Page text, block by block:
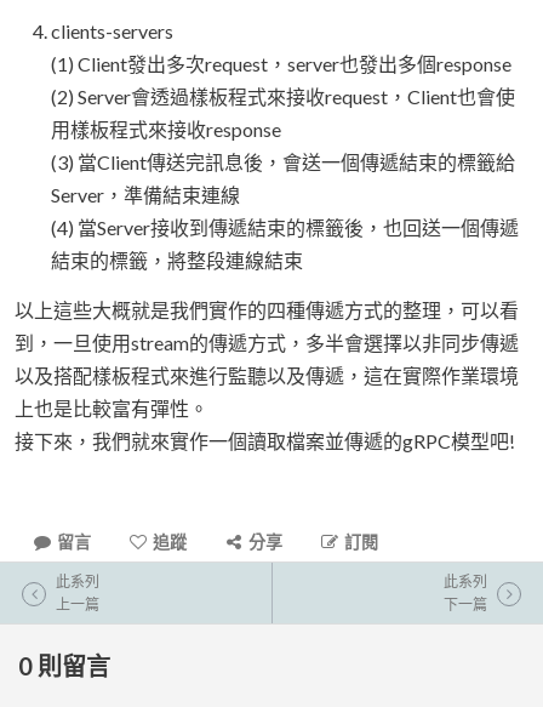
clients-servers
(1) Client發出多次request，server也發出多個response
(2) Server會透過樣板程式來接收request，Client也會使
用樣板程式來接收response
(3) 當Client傳送完訊息後，會送一個傳遞結束的標籤給
Server，準備結束連線
(4) 當Server接收到傳遞結束的標籤後，也回送一個傳遞
結束的標籤，將整段連線結束
以上這些大概就是我們實作的四種傳遞方式的整理，可以看
到，一旦使用stream的傳遞方式，多半會選擇以非同步傳遞
以及搭配樣板程式來進行監聽以及傳遞，這在實際作業環境
上也是比較富有彈性。
接下來，我們就來實作一個讀取檔案並傳遞的gRPC模型吧!
留言 追蹤 分享 訂閱
此系列
上一篇
此系列
下一篇
0 則留言